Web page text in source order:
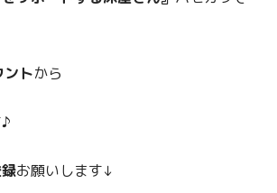
ントから
お願いします↓